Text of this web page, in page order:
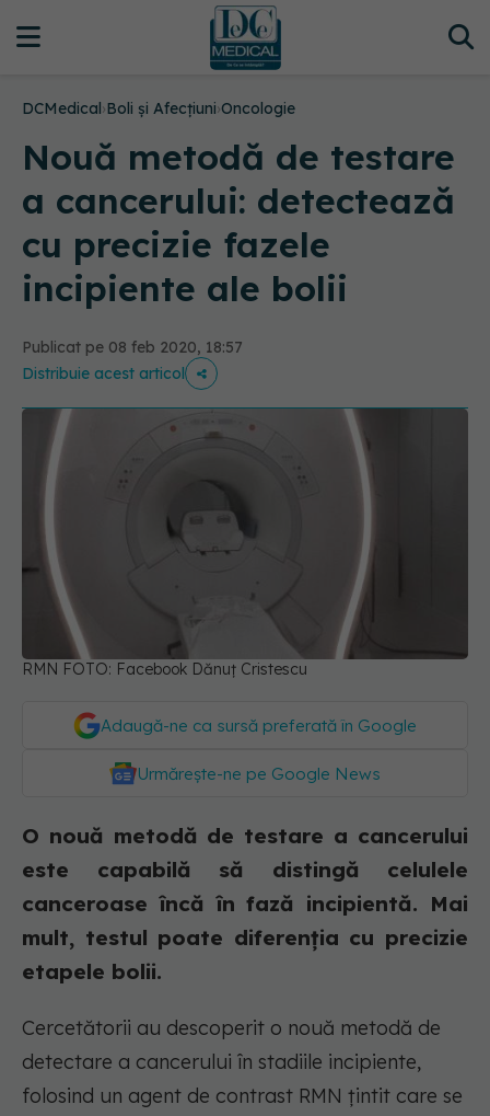
DCMedical›Boli și Afecțiuni›Oncologie
Nouă metodă de testare
a cancerului: detectează
cu precizie fazele
incipiente ale bolii
Publicat pe 08 feb 2020, 18:57
Distribuie acest articol
RMN FOTO: Facebook Dănuț Cristescu
Adaugă-ne ca sursă preferată în Google
Urmărește-ne pe Google News
O nouă metodă de testare a cancerului
este capabilă să distingă celulele
canceroase încă în fază incipientă. Mai
mult, testul poate diferenția cu precizie
etapele bolii.
Cercetătorii au descoperit o nouă metodă de
detectare a cancerului în stadiile incipiente,
folosind un agent de contrast RMN țintit care se